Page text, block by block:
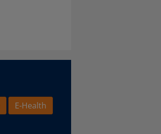
E-Health